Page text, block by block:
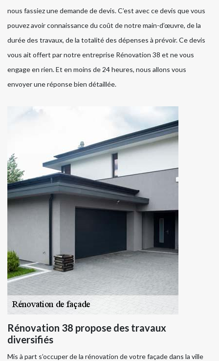
nous fassiez une demande de devis. C’est avec ce devis que vous
pouvez avoir connaissance du coût de notre main-d’œuvre, de la
durée des travaux, de la totalité des dépenses à prévoir. Ce devis
vous ait offert par notre entreprise Rénovation 38 et ne vous
engage en rien. Et en moins de 24 heures, nous allons vous
envoyer une réponse bien détaillée.
Rénovation 38 propose des travaux
diversifiés
Mis à part s’occuper de la rénovation de votre façade dans la ville